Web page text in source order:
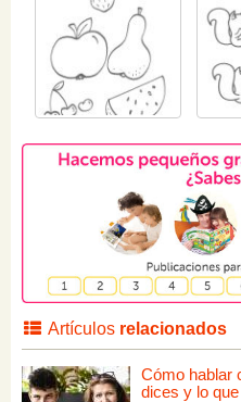
Artículos relacionados
Cómo hablar
dices y lo